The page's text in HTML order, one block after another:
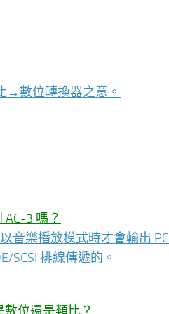
→數位轉換器之意。
3 嗎？
音樂播放模式時才會輸出
SCSI 排線傳遞的。